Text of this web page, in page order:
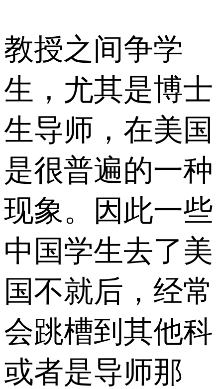
教授之间争学
生，尤其是博士
生导师，在美国
是很普遍的一种
现象。因此一些
中国学生去了美
国不就后，经常
会跳槽到其他科
或者是导师那